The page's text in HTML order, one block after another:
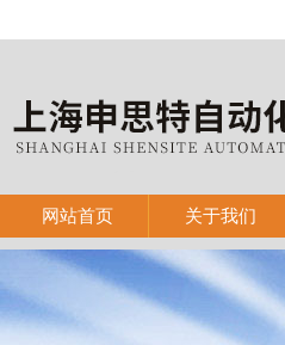
网站首页 关于我们